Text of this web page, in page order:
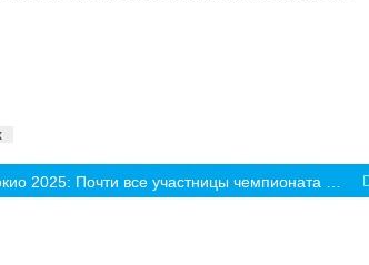
2025: Почти все участницы чемпионата мира по легкой атлетике уже прошли гендерное тестирование